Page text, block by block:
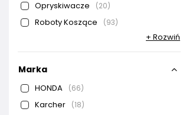
Opryskiwacze 20
Roboty Koszące 93
+ Rozwiń
Marka
HONDA 66
Karcher 18